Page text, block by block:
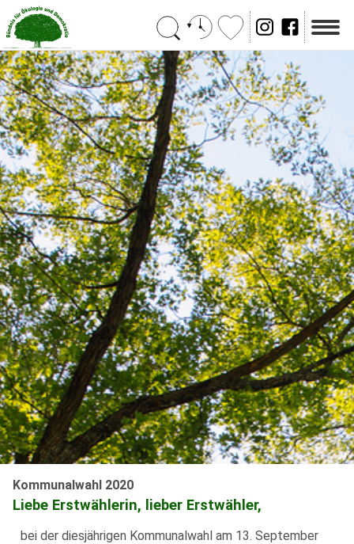
Suchen
Kommunalwahl 2020
Liebe Erstwählerin, lieber Erstwähler,
bei der diesjährigen Kommunalwahl am 13. September